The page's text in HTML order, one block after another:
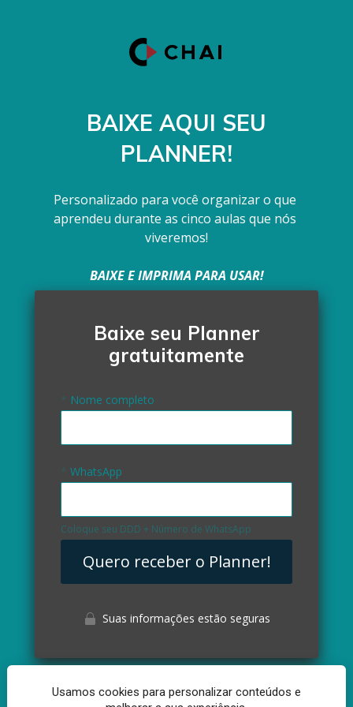
BAIXE AQUI SEU
PLANNER!
Personalizado para você organizar o que
aprendeu durante as cinco aulas que nós
viveremos!
BAIXE E IMPRIMA PARA USAR!
Nome completo
WhatsApp
Coloque seu DDD + Número de WhatsApp
Quero receber o Planner!
Baixe seu Planner
gratuitamente
Suas informações estão seguras
Usamos cookies para personalizar conteúdos e